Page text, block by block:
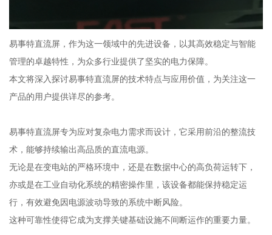
易事特直流屏，作为这一领域中的先进设备，以其高效稳定与智能
管理的卓越特性，为众多行业提供了坚实的电力保障。
本文将深入探讨易事特直流屏的技术特点与应用价值，为关注这一
产品的用户提供详尽的参考。
易事特直流屏专为应对复杂电力需求而设计，它采用前沿的整流技
术，能够持续输出高品质的直流电源。
无论是在变电站的严格环境中，还是在数据中心的高负荷运转下，
亦或是在工业自动化系统的精密操作里，该设备都能保持稳定运
行，有效避免因电源波动导致的系统中断风险。
这种可靠性使得它成为支撑关键基础设施不间断运作的重要力量。